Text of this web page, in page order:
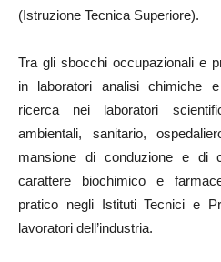
(Istruzione Tecnica Superiore).
Tra gli sbocchi occupazionali e
in laboratori analisi chimiche
ricerca nei laboratori
ambientali, sanitario,
mansione di conduzione e di
carattere biochimico e
pratico negli Istituti Tecnici e
lavoratori dell’industria.